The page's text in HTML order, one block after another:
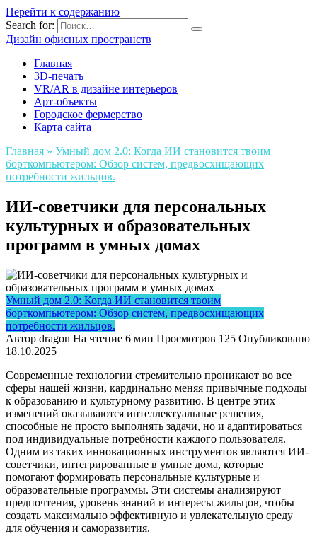
Перейти к содержанию
Search for:
Дизайн офисных пространств
Главная
3D-печать
VR/AR в дизайне интерьеров
Арт-объекты
Городское фермерство
Карта сайта
Главная » Умный дом 2.0: Когда ИИ становится твоим
борткомпьютером: Обзор систем, предвосхищающих
потребности жильцов.
ИИ-советчики для персональных
культурных и образовательных
программ в умных домах
Умный дом 2.0: Когда ИИ становится твоим
борткомпьютером: Обзор систем, предвосхищающих
потребности жильцов.
Автор dragon На чтение 6 мин Просмотров 125 Опубликовано
18.10.2025
Современные технологии стремительно проникают во все
сферы нашей жизни, кардинально меняя привычные подходы
к образованию и культурному развитию. В центре этих
изменений оказываются интеллектуальные решения,
способные не просто выполнять задачи, но и адаптироваться
под индивидуальные потребности каждого пользователя.
Одним из таких инновационных инструментов являются ИИ-
советчики, интегрированные в умные дома, которые
помогают формировать персональные культурные и
образовательные программы. Эти системы анализируют
предпочтения, уровень знаний и интересы жильцов, чтобы
создать максимально эффективную и увлекательную среду
для обучения и саморазвития.